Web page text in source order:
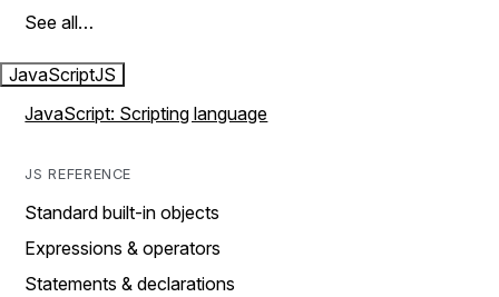
See all…
JavaScriptJS
JavaScript: Scripting language
JS REFERENCE
Standard built-in objects
Expressions & operators
Statements & declarations